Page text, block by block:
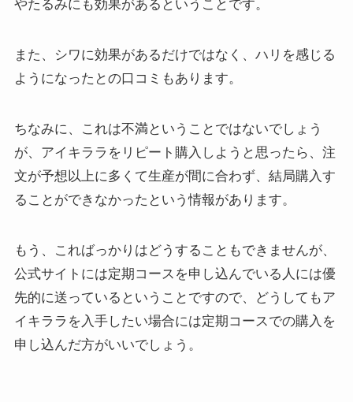
やたるみにも効果がある ということです。
また、シワに効果があるだけではなく、ハリを感じる
ようになったとの口コミもあります。
ちなみに、これは不満ということではないでしょう
が、アイキララをリピート購入しようと思ったら、注
文が予想以上に多くて生産が間に合わず、結局購入す
ることができなかったという情報があります。
もう、こればっかりはどうすることもできませんが、
公式サイトには定期コースを申し込んでいる人には優
先的に送っているということですので、どうしてもア
イキララを入手したい場合には定期コースでの購入を
申し込んだ方がいいでしょう。